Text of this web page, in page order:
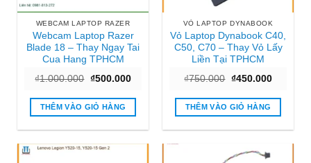
WEBCAM LAPTOP RAZER
Webcam Laptop Razer
Blade 18 – Thay Ngay Tai
Cua Hang TPHCM
₫1.000.000 Giá
là:
₫1.000.000.
₫500.000Giá
tại
₫500.000.
THÊM VÀO GIỎ HÀNG
VỎ LAPTOP DYNABOOK
Vỏ Laptop Dynabook C40,
C50, C70 – Thay Vỏ Lấy
Liền Tại TPHCM
₫750.000 Giá
là:
₫750.000.
₫450.000Giá
tại
THÊM VÀO GIỎ HÀNG